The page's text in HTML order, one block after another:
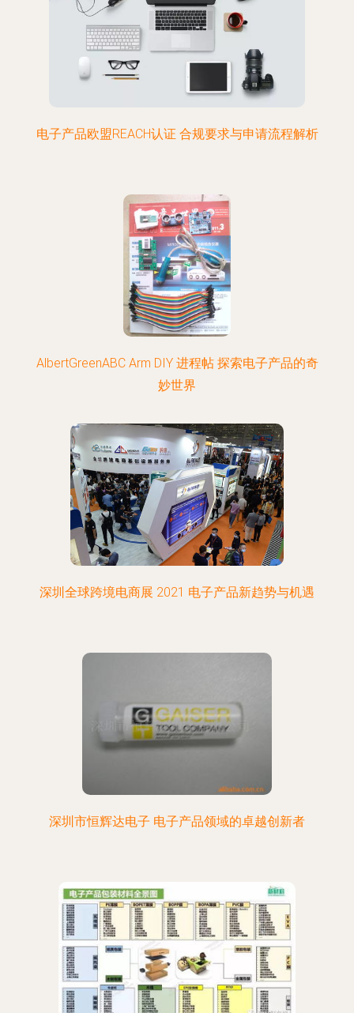
电子产品欧盟REACH认证 合规要求与申请流程解析
AlbertGreenABC Arm DIY 进程帖 探索电子产品的奇
妙世界
深圳全球跨境电商展 2021 电子产品新趋势与机遇
深圳市恒辉达电子 电子产品领域的卓越创新者